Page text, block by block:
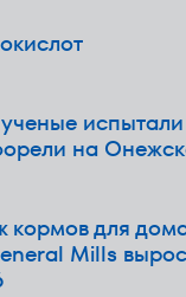
на
кормов для
Mills